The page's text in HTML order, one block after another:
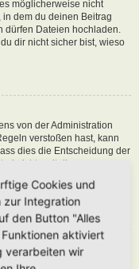
möglicherweise nicht
dem du deinen Beitrag
dürfen Dateien hochladen.
dir nicht sicher bist, wieso
von der Administration
verstoßen hast, kann
dies die Entscheidung der
nichts mit dieser
sofern du die nicht
vergeben hat,
Cookies und
zur Integration
den Button "Alles
aktiviert
verarbeiten wir